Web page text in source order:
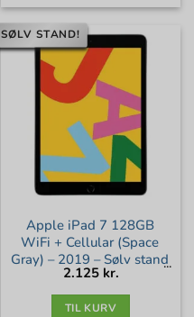
SØLV STAND!
Apple iPad 7 128GB
WiFi + Cellular (Space
Gray) – 2019 – Sølv stand
2.125 kr.
TIL KURV